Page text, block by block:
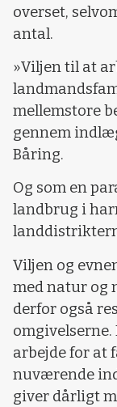
overset,
antal.
»Viljen til at
mellemstore
gennem
Båring.
Og som en
landbrug i
Viljen og
med natur og
derfor også
omgivelserne.
arbejde for at
nuværende
giver dårligt